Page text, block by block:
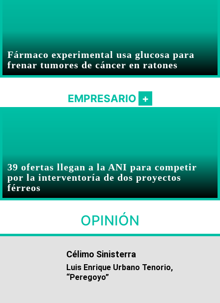
Fármaco experimental usa glucosa para
frenar tumores de cáncer en ratones
EMPRESARIO
39 ofertas llegan a la ANI para competir
por la interventoría de dos proyectos
férreos
OPINIÓN
Célimo Sinisterra
Luis Enrique Urbano Tenorio,
“Peregoyo”